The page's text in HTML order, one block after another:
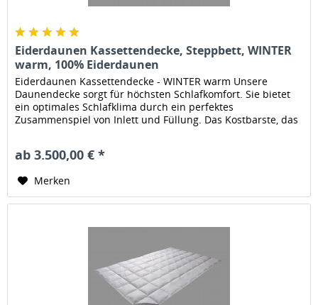
Eiderdaunen Kassettendecke, Steppbett, WINTER
warm, 100% Eiderdaunen
Eiderdaunen Kassettendecke - WINTER warm Unsere
Daunendecke sorgt für höchsten Schlafkomfort. Sie bietet
ein optimales Schlafklima durch ein perfektes
Zusammenspiel von Inlett und Füllung. Das Kostbarste, das
ab 3.500,00 € *
Merken